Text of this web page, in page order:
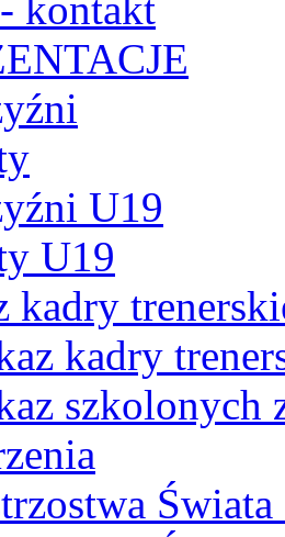
U19
U19
kadry
kadry
szkolonych